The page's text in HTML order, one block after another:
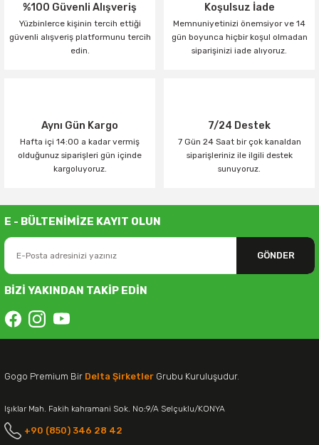
%100 Güvenli Alışveriş
Yüzbinlerce kişinin tercih ettiği
güvenli alışveriş platformunu tercih
edin.
Koşulsuz İade
Memnuniyetinizi önemsiyor ve 14
gün boyunca hiçbir koşul olmadan
siparişinizi iade alıyoruz.
Aynı Gün Kargo
Hafta içi 14:00 a kadar vermiş
olduğunuz siparişleri gün içinde
kargoluyoruz.
7/24 Destek
7 Gün 24 Saat bir çok kanaldan
siparişleriniz ile ilgili destek
sunuyoruz.
E - BÜLTENİMİZE KAYIT OLUN
GÖNDER
BİZİ YAKINDAN TAKİP EDİN
Gogo Premium Bir Delta Şirketler Grubu Kuruluşudur.
Işıklar Mah. Fakih kahramani Sok. No:9/A Selçuklu/KONYA
+90 (850) 346 28 42